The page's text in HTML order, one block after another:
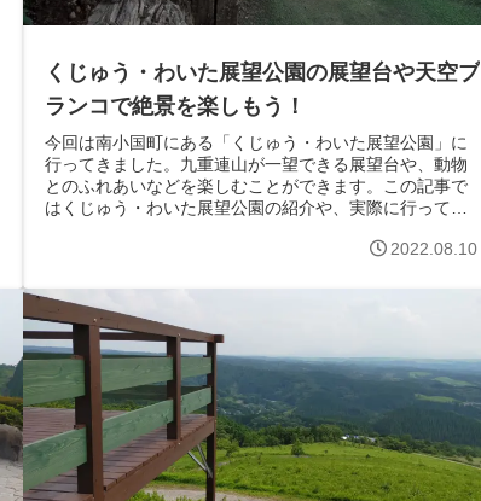
くじゅう・わいた展望公園の展望台や天空ブ
ランコで絶景を楽しもう！
今回は南小国町にある「くじゅう・わいた展望公園」に
行ってきました。九重連山が一望できる展望台や、動物
とのふれあいなどを楽しむことができます。この記事で
はくじゅう・わいた展望公園の紹介や、実際に行ってみ
2022.08.10